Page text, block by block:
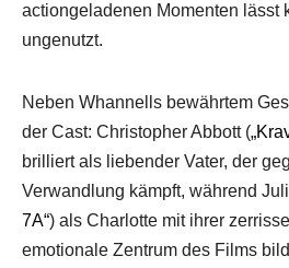
actiongeladenen Momenten lässt
ungenutzt.
Neben Whannells bewährtem
der Cast: Christopher Abbott (
brilliert als liebender Vater, der
Verwandlung kämpft, während
7A“) als Charlotte mit ihrer
emotionale Zentrum des Films